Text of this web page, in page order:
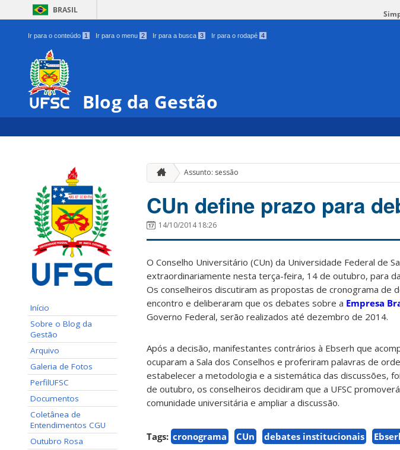
BRASIL
Ir para o conteúdo 1 Ir para o menu 2 Ir para a busca 3 Ir para o rodapé 4
Blog da Gestão
Início
Sobre o Blog da
Gestão
Arquivo
Galeria de Fotos
PerfilUFSC
Documentos
Coletânea de
Entendimentos CGU
Outubro Rosa
Assunto: sessão
CUn define prazo para
14/10/2014 18:26
O Conselho Universitário (CUn) da Universidade Federal de
extraordinariamente nesta terça-feira, 14 de outubro, para
Os conselheiros discutiram as propostas de cronograma de
encontro e deliberaram que os debates sobre a Empresa
Governo Federal, serão realizados até dezembro de 2014.
Após a decisão, manifestantes contrários à Ebserh que
ocuparam a Sala dos Conselhos e proferiram palavras de
estabelecer a metodologia e a sistemática das discussões,
de outubro, os conselheiros decidiram que a UFSC
comunidade universitária e ampliar a discussão.
Tags: cronograma CUn debates institucionais